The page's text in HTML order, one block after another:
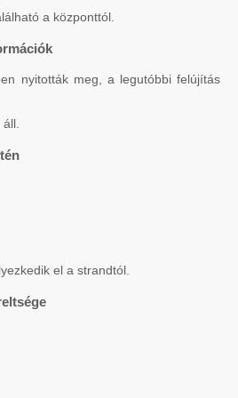
a központtól.
nyitották meg, a legutóbbi felújítás
el a strandtól.